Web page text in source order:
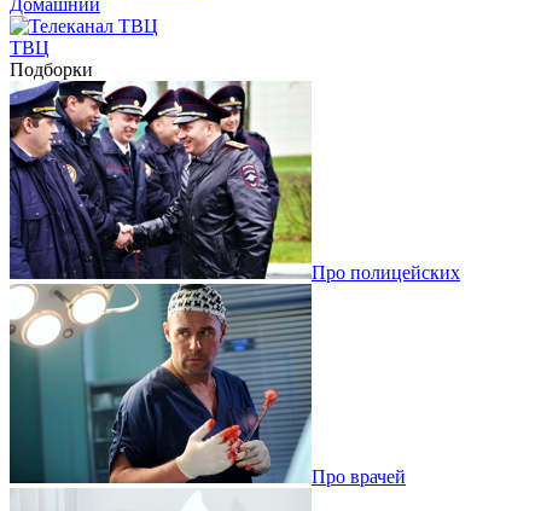
Домашний
ТВЦ
Подборки
Про полицейских
Про врачей